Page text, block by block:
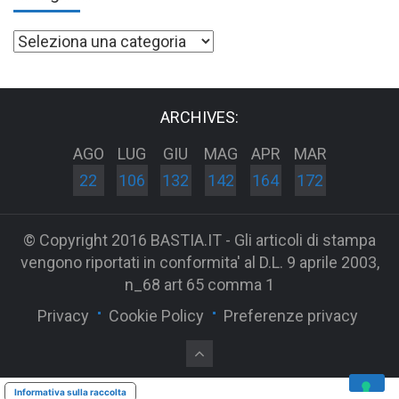
Categorie
ARCHIVES:
AGO
22
LUG
106
GIU
132
MAG
142
APR
164
MAR
172
© Copyright 2016 BASTIA.IT - Gli articoli di stampa
vengono riportati in conformita' al D.L. 9 aprile 2003,
n_68 art 65 comma 1
Privacy
Cookie Policy Preferenze privacy
Informativa sulla raccolta